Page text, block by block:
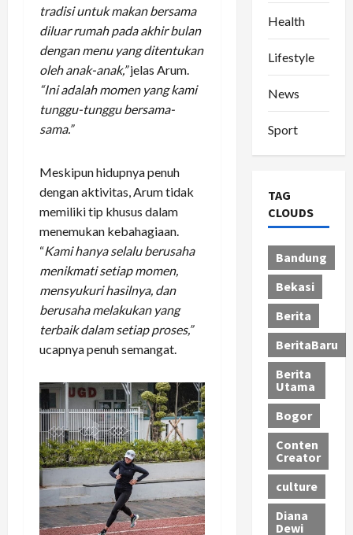
tradisi untuk makan bersama
diluar rumah pada akhir bulan
dengan menu yang ditentukan
oleh anak-anak,”jelas Arum.
“Ini adalah momen yang kami
tunggu-tunggu bersama-
sama.”
Meskipun hidupnya penuh
dengan aktivitas, Arum tidak
memiliki tip khusus dalam
menemukan kebahagiaan.
“Kami hanya selalu berusaha
menikmati setiap momen,
mensyukuri hasilnya, dan
berusaha melakukan yang
terbaik dalam setiap proses,”
ucapnya penuh semangat.
Health
Lifestyle
News
Sport
TAG
CLOUDS
Bandung
Bekasi
Berita
BeritaBaru
Berita
Utama
Bogor
Conten
Creator
culture
Diana
Dewi